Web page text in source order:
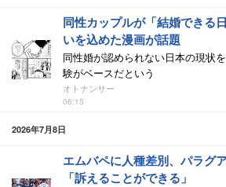
同性カップルが「結婚できる
いを込めた漫画が話題
同性婚が認められない日本の現状
験がベースだという
オトナンサー
06:15
2026年7月8日
エムバペに人種差別、パラグ
「訴えることができる」